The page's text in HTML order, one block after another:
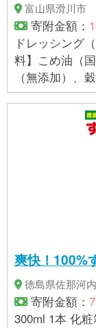
富山県滑川市
寄附金額：
ドレッシング
料】こめ油（
（無添加）、
にく、自然塩、こしょう 【賞
【アレルギー
み、大豆、ごま
徳島県佐那河
寄附金額：
300ml 1本 化粧